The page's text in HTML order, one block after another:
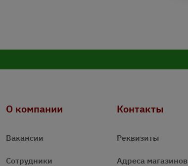
О компании
Вакансии
Сотрудники
Контакты
Реквизиты
Адреса магазинов